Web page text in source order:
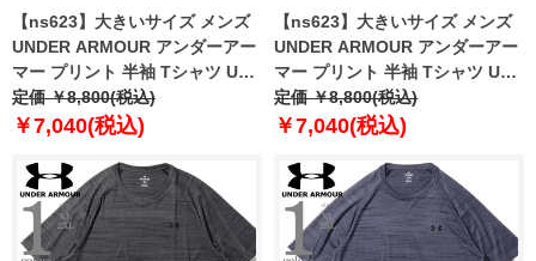
【ns623】大きいサイズ メンズ
UNDER ARMOUR アンダーアー
マー プリント 半袖 Tシャツ USA
直輸入 1389463-390
定価 ￥8,800(税込)
￥7,040(税込)
【ns623】大きいサイズ メンズ
UNDER ARMOUR アンダーアー
マー プリント 半袖 Tシャツ USA
直輸入 1390224-044
定価 ￥8,800(税込)
￥7,040(税込)